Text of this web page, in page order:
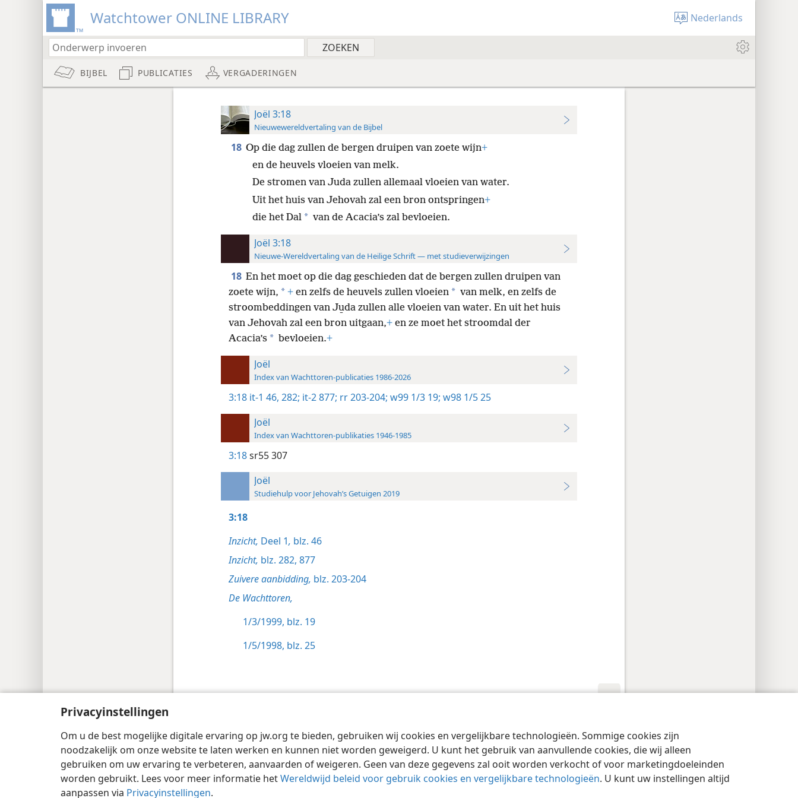
Privacyinstellingen
Om u de best mogelijke digitale ervaring op jw.org te bieden, gebruiken wij cookies en vergelijkbare technologieën. Sommige cookies zijn
noodzakelijk om onze website te laten werken en kunnen niet worden geweigerd. U kunt het gebruik van aanvullende cookies, die wij alleen
gebruiken om uw ervaring te verbeteren, aanvaarden of weigeren. Geen van deze gegevens zal ooit worden verkocht of voor marketingdoeleinden
worden gebruikt. Lees voor meer informatie hetWereldwijd beleid voor gebruik cookies en vergelijkbare technologieën. U kunt uw instellingen altijd
aanpassen via Privacyinstellingen.
Watchtower ONLINE LIBRARY Nederlands
BIJBEL PUBLICATIES VERGADERINGEN
Joël 3:18
Nieuwewereldvertaling van de Bijbel
18 Op die dag zullen de bergen druipen van zoete wijn+
en de heuvels vloeien van melk.
De stromen van Juda zullen allemaal vloeien van water.
Uit het huis van Jehovah zal een bron ontspringen+
die het Dal * van de Acacia’s zal bevloeien.
Joël 3:18
Nieuwe-Wereldvertaling van de Heilige Schrift — met studieverwijzingen
18 En het moet op die dag geschieden dat de bergen zullen druipen van
zoete wijn, * +en zelfs de heuvels zullen vloeien * van melk, en zelfs de
stroombeddingen van Ju̱da zullen alle vloeien van water. En uit het huis
van Jehovah zal een bron uitgaan,+en ze moet het stroomdal der
Acacia’s * bevloeien.+
Joël
Index van Wachttoren-publicaties 1986-2026
3:18 it-1 46, 282; it-2 877; rr 203-204; w99 1/3 19; w98 1/5 25
Joël
Index van Wachttoren-publikaties 1946-1985
3:18sr55 307
Joël
Studiehulp voor Jehovah’s Getuigen 2019
3:18
Inzicht, Deel 1, blz. 46
Inzicht, blz. 282, 877
Zuivere aanbidding, blz. 203-204
De Wachttoren,
1/3/1999, blz. 19
1/5/1998, blz. 25
Copyright © 2026 Watch Tower Bible and Tract Society of Pennsylvania